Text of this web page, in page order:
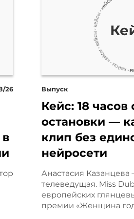
сложность
львы бетонные,
метр двадцать
он весит
в высоту и почти
и вес,
а нужно
и ставим уже
смысле
26 Выпуск
Кейс: 18
остановки —
клип без
нейросети
Анастасия
телеведущая. Miss
европейских
премии «Женщина